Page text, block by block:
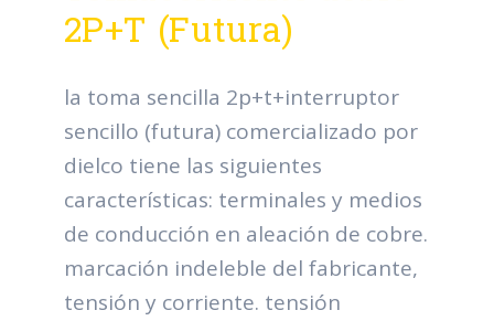
2P+T (Futura)
la toma sencilla 2p+t+interruptor
sencillo (futura) comercializado por
dielco tiene las siguientes
características: terminales y medios
de conducción en aleación de cobre.
marcación indeleble del fabricante,
tensión y corriente. tensión